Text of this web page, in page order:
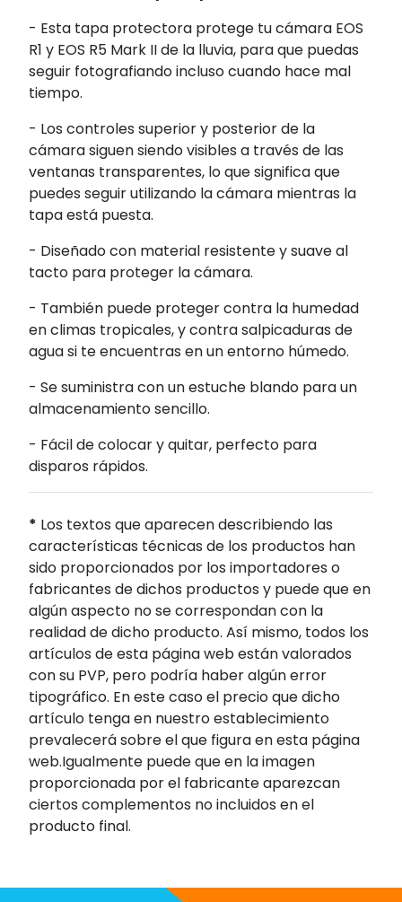
- Esta tapa protectora protege tu cámara EOS
R1 y EOS R5 Mark II de la lluvia, para que puedas
seguir fotografiando incluso cuando hace mal
tiempo.
- Los controles superior y posterior de la
cámara siguen siendo visibles a través de las
ventanas transparentes, lo que significa que
puedes seguir utilizando la cámara mientras la
tapa está puesta.
- Diseñado con material resistente y suave al
tacto para proteger la cámara.
- También puede proteger contra la humedad
en climas tropicales, y contra salpicaduras de
agua si te encuentras en un entorno húmedo.
- Se suministra con un estuche blando para un
almacenamiento sencillo.
- Fácil de colocar y quitar, perfecto para
disparos rápidos.
* Los textos que aparecen describiendo las
características técnicas de los productos han
sido proporcionados por los importadores o
fabricantes de dichos productos y puede que en
algún aspecto no se correspondan con la
realidad de dicho producto. Así mismo, todos los
artículos de esta página web están valorados
con su PVP, pero podría haber algún error
tipográfico. En este caso el precio que dicho
artículo tenga en nuestro establecimiento
prevalecerá sobre el que figura en esta página
web.Igualmente puede que en la imagen
proporcionada por el fabricante aparezcan
ciertos complementos no incluidos en el
producto final.